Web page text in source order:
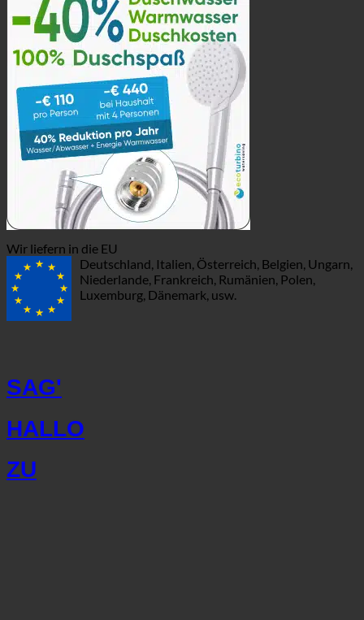
Wir liefern in die EU
Deutschland, Italien, Österreich, Belgien, Ungarn,
Niederlande, Frankreich, Rumänien, Polen,
Luxemburg, Dänemark, usw.
SAG'
HALLO
ZU